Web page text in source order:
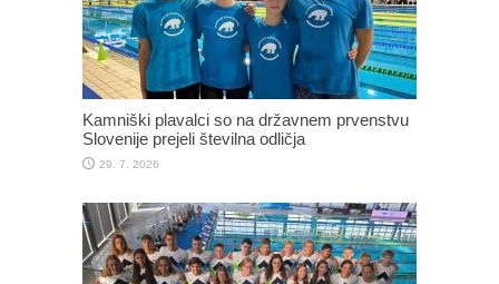
Kamniški plavalci so na državnem prvenstvu
Slovenije prejeli številna odličja
29. 7. 2026